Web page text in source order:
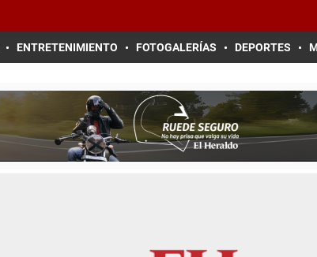
ENTRETENIMIENTO FOTOGALERÍAS DEPORTES